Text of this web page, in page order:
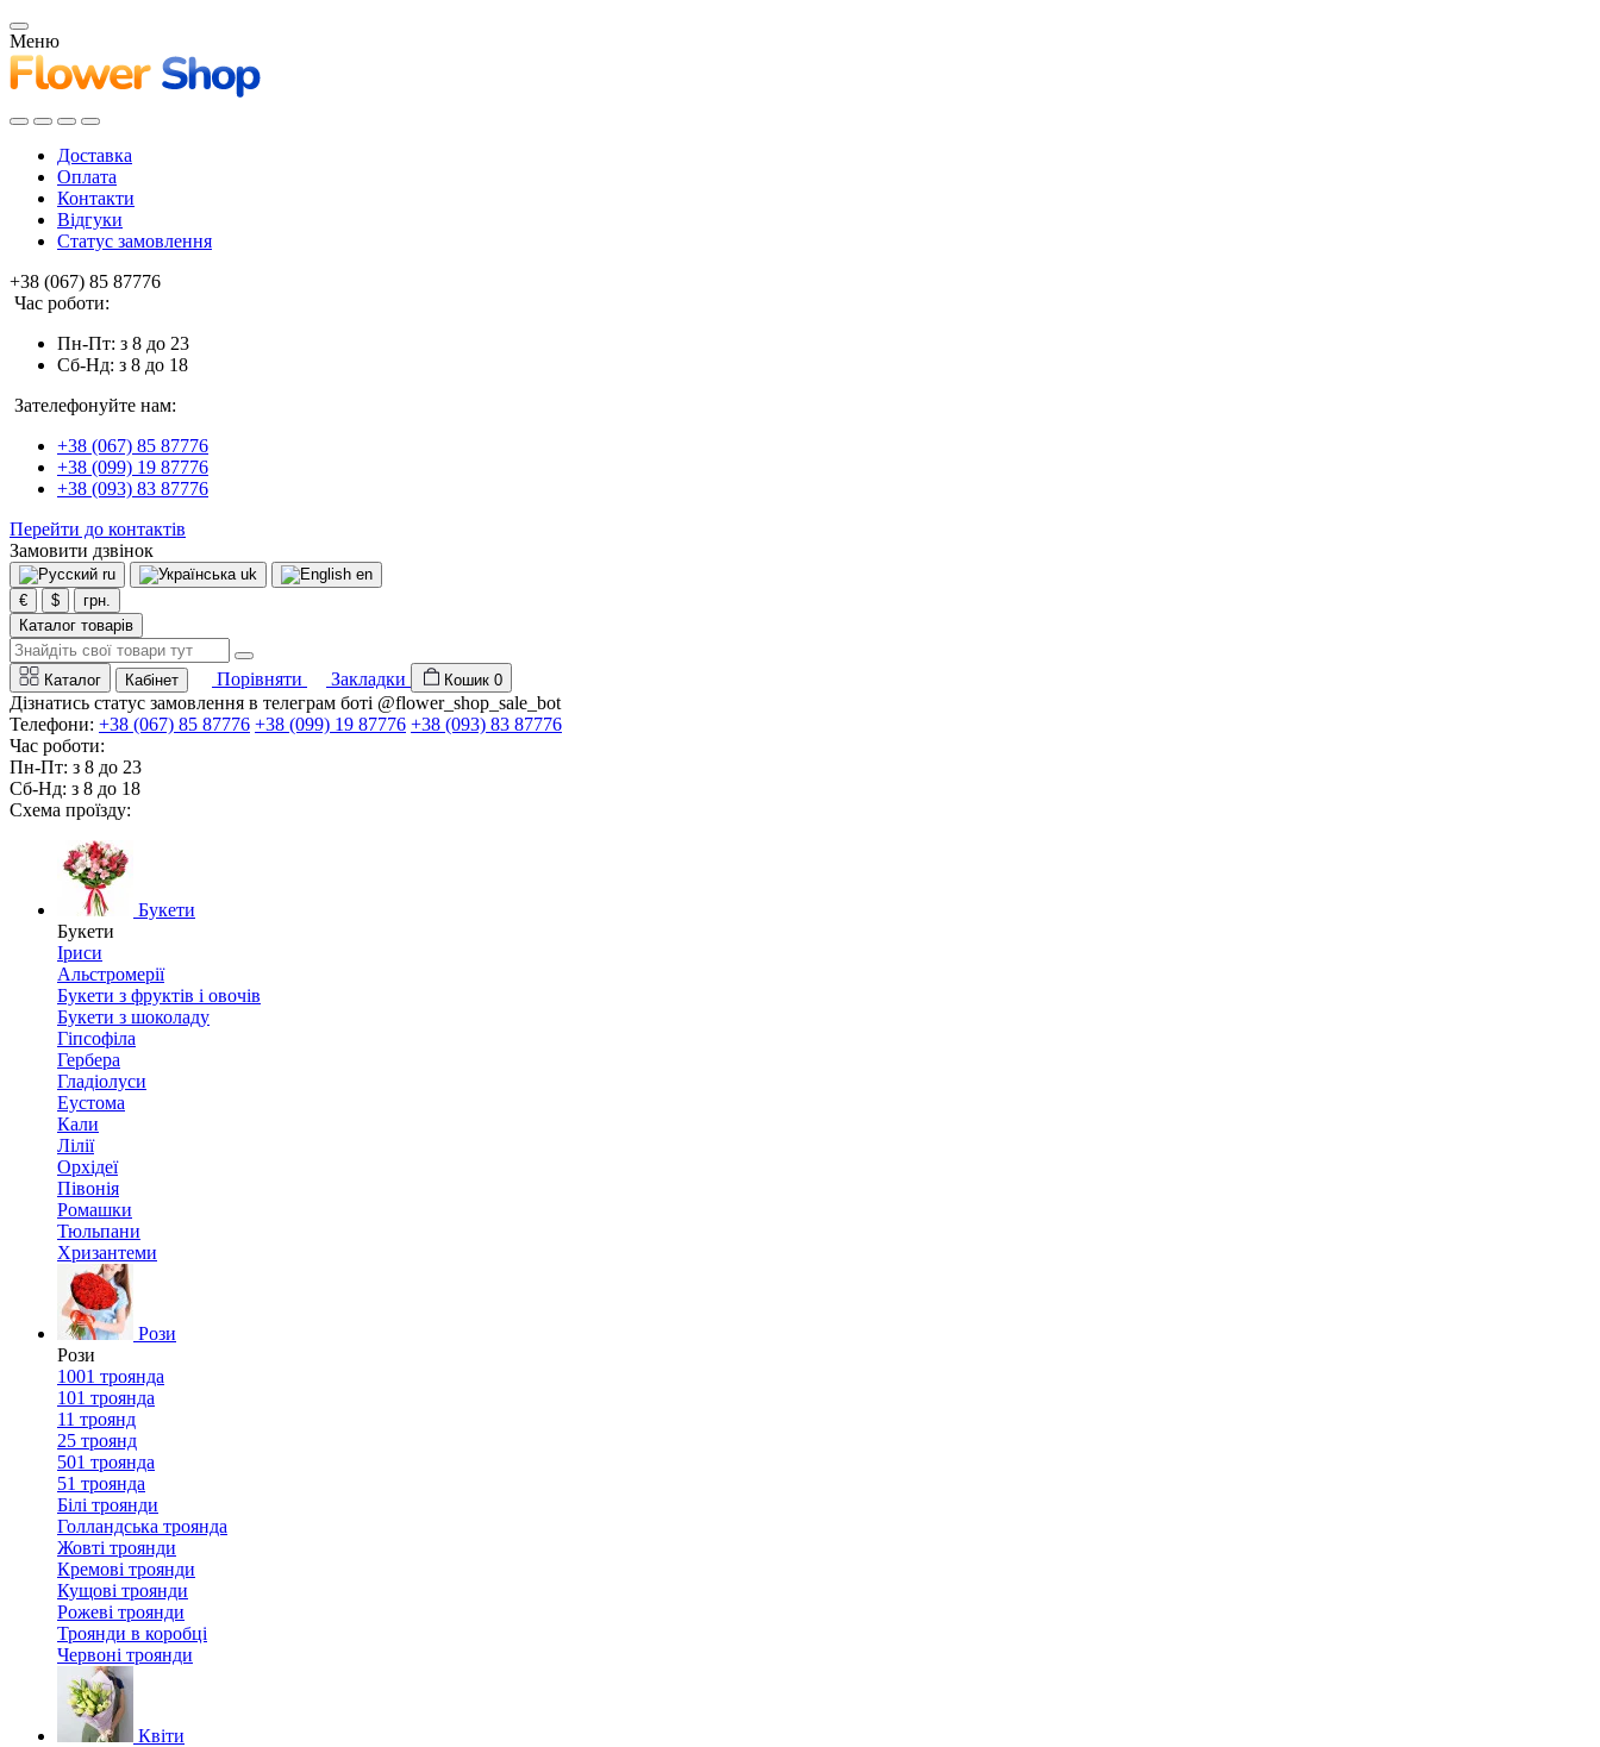
Меню
Доставка
Оплата
Контакти
Відгуки
Статус замовлення
+38 (067) 85 87776
Час роботи:
Пн-Пт: з 8 до 23
Сб-Нд: з 8 до 18
Зателефонуйте нам:
+38 (067) 85 87776
+38 (099) 19 87776
+38 (093) 83 87776
Перейти до контактів
Замовити дзвінок
ru uk
en
€
$
грн.
Каталог товарів
Каталог Кабінет Порівняти Закладки Кошик 0
Дізнатись статус замовлення в телеграм боті @flower_shop_sale_bot
Телефони: +38 (067) 85 87776 +38 (099) 19 87776 +38 (093) 83 87776
Час роботи:
Пн-Пт: з 8 до 23
Сб-Нд: з 8 до 18
Схема проїзду:
Букети
Букети
Іриси
Альстромерії
Букети з фруктів і овочів
Букети з шоколаду
Гіпсофіла
Гербера
Гладіолуси
Еустома
Кали
Лілії
Орхідеї
Півонія
Ромашки
Тюльпани
Хризантеми
Рози
Рози
1001 троянда
101 троянда
11 троянд
25 троянд
501 троянда
51 троянда
Білі троянди
Голландська троянда
Жовті троянди
Кремові троянди
Кущові троянди
Рожеві троянди
Троянди в коробці
Червоні троянди
Квіти